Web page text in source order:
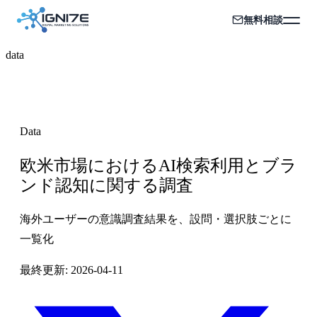
無料相談
data
Data
欧米市場におけるAI検索利用とブラ
ンド認知に関する調査
海外ユーザーの意識調査結果を、設問・選択肢ごとに
一覧化
最終更新: 2026-04-11